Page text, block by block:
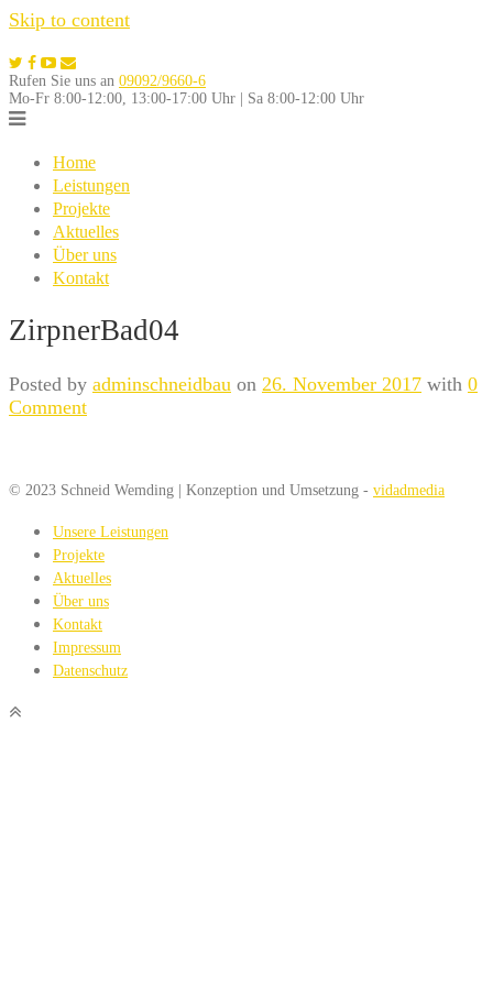
Skip to content
Rufen Sie uns an 09092/9660-6
Mo-Fr 8:00-12:00, 13:00-17:00 Uhr | Sa 8:00-12:00 Uhr
Home
Leistungen
Projekte
Aktuelles
Über uns
Kontakt
ZirpnerBad04
Posted by adminschneidbau on 26. November 2017 with 0
Comment
© 2023 Schneid Wemding | Konzeption und Umsetzung - vidadmedia
Unsere Leistungen
Projekte
Aktuelles
Über uns
Kontakt
Impressum
Datenschutz